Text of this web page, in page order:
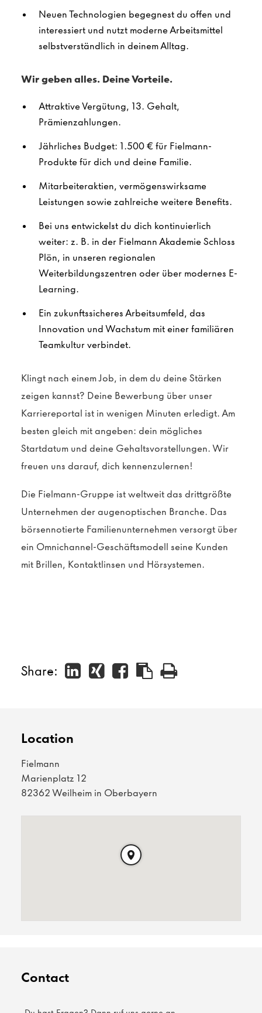
Neuen Technologien begegnest du offen und
interessiert und nutzt moderne Arbeitsmittel
selbstverständlich in deinem Alltag.
Wir geben alles. Deine Vorteile.
Attraktive Vergütung, 13. Gehalt,
Prämienzahlungen.
Jährliches Budget: 1.500 € für Fielmann-
Produkte für dich und deine Familie.
Mitarbeiteraktien, vermögenswirksame
Leistungen sowie zahlreiche weitere Benefits.
Bei uns entwickelst du dich kontinuierlich
weiter: z. B. in der Fielmann Akademie Schloss
Plön, in unseren regionalen
Weiterbildungszentren oder über modernes E-
Learning.
Ein zukunftssicheres Arbeitsumfeld, das
Innovation und Wachstum mit einer familiären
Teamkultur verbindet.
Klingt nach einem Job, in dem du deine Stärken
zeigen kannst? Deine Bewerbung über unser
Karriereportal ist in wenigen Minuten erledigt. Am
besten gleich mit angeben: dein mögliches
Startdatum und deine Gehaltsvorstellungen. Wir
freuen uns darauf, dich kennenzulernen!
Die Fielmann-Gruppe ist weltweit das drittgrößte
Unternehmen der augenoptischen Branche. Das
börsennotierte Familienunternehmen versorgt über
ein Omnichannel-Geschäftsmodell seine Kunden
mit Brillen, Kontaktlinsen und Hörsystemen.
Share:
Location
Fielmann
Marienplatz 12
82362 Weilheim in Oberbayern
Contact